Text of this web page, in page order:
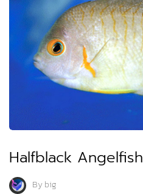
Halfblack Angelfish
Bybig